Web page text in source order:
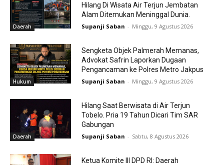
Daerah
Hilang Di Wisata Air Terjun Jembatan
Alam Ditemukan Meninggal Dunia.
Supanji Saban - Minggu, 9 Agustus 2026
Hukum
Sengketa Objek Palmerah Memanas,
Advokat Safrin Laporkan Dugaan
Pengancaman ke Polres Metro Jakpus
Supanji Saban - Minggu, 9 Agustus 2026
Daerah
Hilang Saat Berwisata di Air Terjun
Tobelo. Pria 19 Tahun Dicari Tim SAR
Gabungan
Supanji Saban - Sabtu, 8 Agustus 2026
Ketua Komite III DPD RI: Daerah